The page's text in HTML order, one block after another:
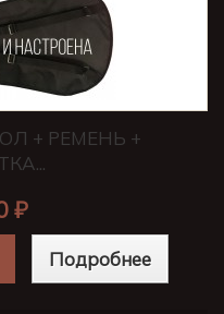
+ РЕМЕНЬ +
₽
Подробнее